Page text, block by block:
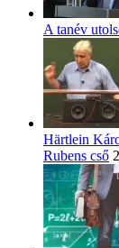
A tanév
Härtlein
Rubens cső